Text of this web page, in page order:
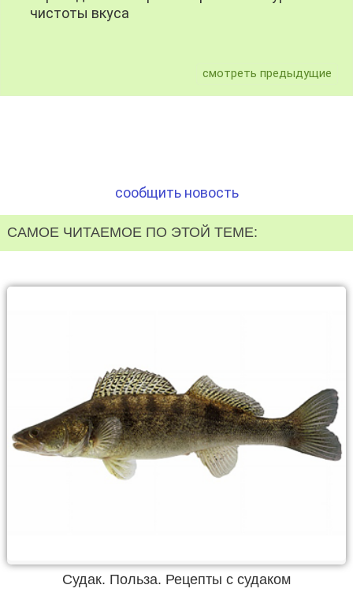
чистоты вкуса
смотреть предыдущие
сообщить новость
САМОЕ ЧИТАЕМОЕ ПО ЭТОЙ ТЕМЕ:
Судак. Польза. Рецепты с судаком